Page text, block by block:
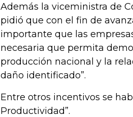
Además la viceministra de
pidió que con el fin de
importante que las
necesaria que permita
producción nacional y la
daño identificado”.
Entre otros incentivos se
Productividad”.